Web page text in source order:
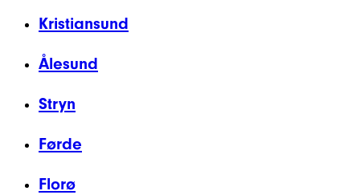
Kristiansund
Ålesund
Stryn
Førde
Florø